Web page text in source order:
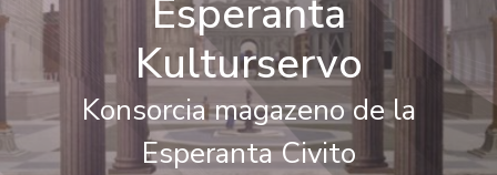
Esperanta
Kulturservo
Konsorcia magazeno de la
Esperanta Civito